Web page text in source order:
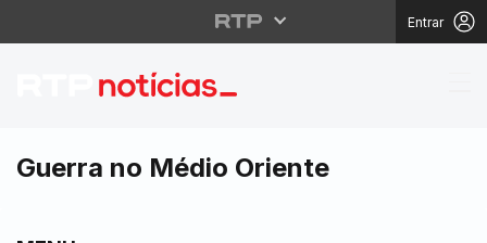
Entrar
Trump reitera que
Guerra no Médio Oriente